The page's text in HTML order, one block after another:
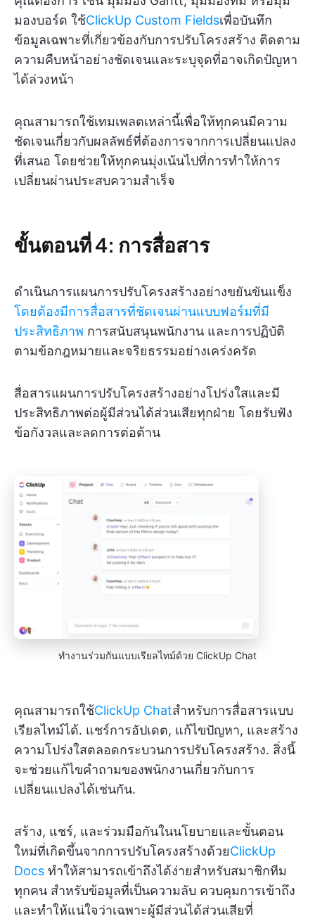
มองบอร์ด ใช้ClickUp Custom Fieldsเพื่อบันทึก
ข้อมูลเฉพาะที่เกี่ยวข้องกับการปรับโครงสร้าง ติดตาม
ความคืบหน้าอย่างชัดเจนและระบุจุดที่อาจเกิดปัญหา
ได้ล่วงหน้า
คุณสามารถใช้เทมเพลตเหล่านี้เพื่อให้ทุกคนมีความ
ชัดเจนเกี่ยวกับผลลัพธ์ที่ต้องการจากการเปลี่ยนแปลง
ที่เสนอ โดยช่วยให้ทุกคนมุ่งเน้นไปที่การทำให้การ
เปลี่ยนผ่านประสบความสำเร็จ
ขั้นตอนที่ 4: การสื่อสาร
ดำเนินการแผนการปรับโครงสร้างอย่างขยันขันแข็ง
โดยต้องมีการสื่อสารที่ชัดเจนผ่านแบบฟอร์มที่มี
ประสิทธิภาพ การสนับสนุนพนักงาน และการปฏิบัติ
ตามข้อกฎหมายและจริยธรรมอย่างเคร่งครัด
สื่อสารแผนการปรับโครงสร้างอย่างโปร่งใสและมี
ประสิทธิภาพต่อผู้มีส่วนได้ส่วนเสียทุกฝ่าย โดยรับฟัง
ข้อกังวลและลดการต่อต้าน
ทำงานร่วมกันแบบเรียลไทม์ด้วย ClickUp Chat
คุณสามารถใช้ClickUp Chatสำหรับการสื่อสารแบบ
เรียลไทม์ได้. แชร์การอัปเดต, แก้ไขปัญหา, และสร้าง
ความโปร่งใสตลอดกระบวนการปรับโครงสร้าง. สิ่งนี้
จะช่วยแก้ไขคำถามของพนักงานเกี่ยวกับการ
เปลี่ยนแปลงได้เช่นกัน.
สร้าง, แชร์, และร่วมมือกันในนโยบายและขั้นตอน
ใหม่ที่เกิดขึ้นจากการปรับโครงสร้างด้วยClickUp
Docs ทำให้สามารถเข้าถึงได้ง่ายสำหรับสมาชิกทีม
ทุกคน สำหรับข้อมูลที่เป็นความลับ ควบคุมการเข้าถึง
และทำให้แน่ใจว่าเฉพาะผู้มีส่วนได้ส่วนเสียที่